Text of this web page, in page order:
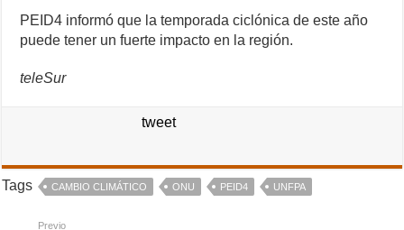
PEID4 informó que la temporada ciclónica de este año
puede tener un fuerte impacto en la región.
teleSur
tweet
Tags CAMBIO CLIMÁTICO ONU PEID4 UNFPA
Previo